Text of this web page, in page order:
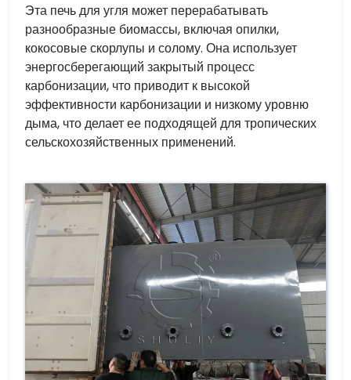
Эта печь для угля может перерабатывать
разнообразные биомассы, включая опилки,
кокосовые скорлупы и солому. Она использует
энергосберегающий закрытый процесс
карбонизации, что приводит к высокой
эффективности карбонизации и низкому уровню
дыма, что делает ее подходящей для тропических
сельскохозяйственных применений.